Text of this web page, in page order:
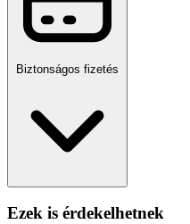
Biztonságos fizetés
Ezek is érdekelhetnek